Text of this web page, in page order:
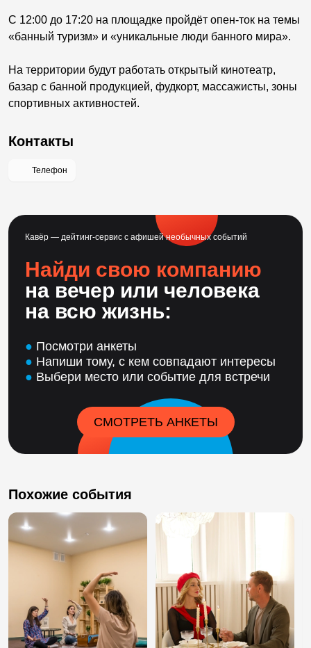
С 12:00 до 17:20 на площадке пройдёт опен-ток на темы
«банный туризм» и «уникальные люди банного мира».
На территории будут работать открытый кинотеатр,
базар с банной продукцией, фудкорт, массажисты, зоны
спортивных активностей.
Контакты
Телефон
Кавёр — дейтинг-сервис с афишей необычных событий
Найди свою компанию
на вечер или человека
на всю жизнь:
● Посмотри анкеты
● Напиши тому, с кем совпадают интересы
● Выбери место или событие для встречи
СМОТРЕТЬ АНКЕТЫ
Похожие события